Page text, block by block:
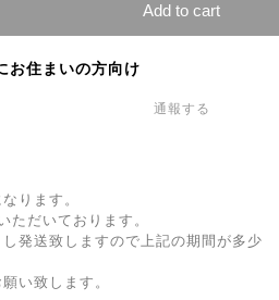
Add to cart
お住まいの方向け
通報する
ります。
ただいております。
発送致しますので上記の期間が多少
い致します。